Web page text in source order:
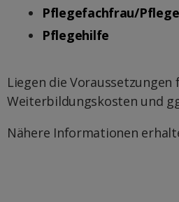
Pflegefachfrau/
Pflegehilfe
Liegen die
Weiterbildungskosten und
Nähere Informationen